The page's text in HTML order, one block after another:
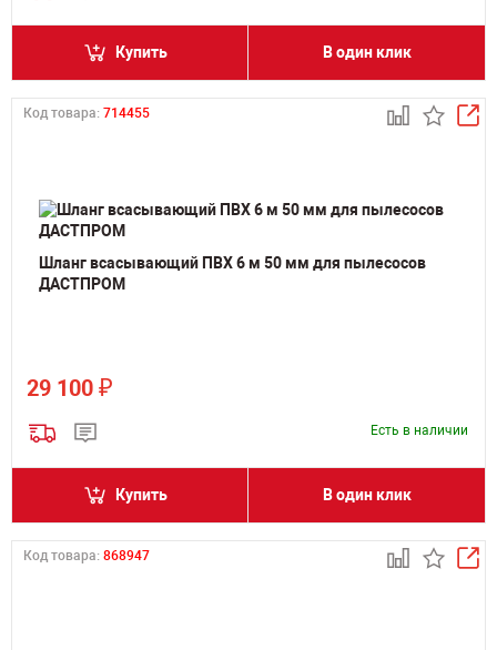
Купить В один клик
Код товара: 714455
Шланг всасывающий ПВХ 6 м 50 мм для пылесосов
ДАСТПРОМ
29 100 ₽
Есть в наличии
Купить В один клик
Код товара: 868947